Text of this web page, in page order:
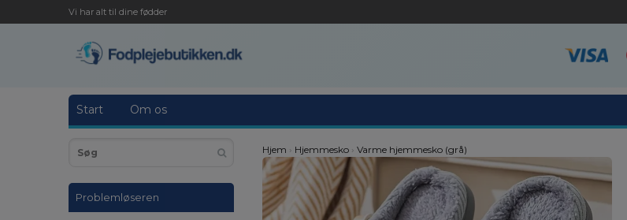
Vi har alt til dine fødder
Start Om os
Problemløseren
Hjem › Hjemmesko › Varme hjemmesko (grå)